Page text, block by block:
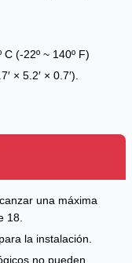
(-22º ~ 140º F)
× 5.2′ × 0.7′).
una máxima
18.
la instalación.
no pueden